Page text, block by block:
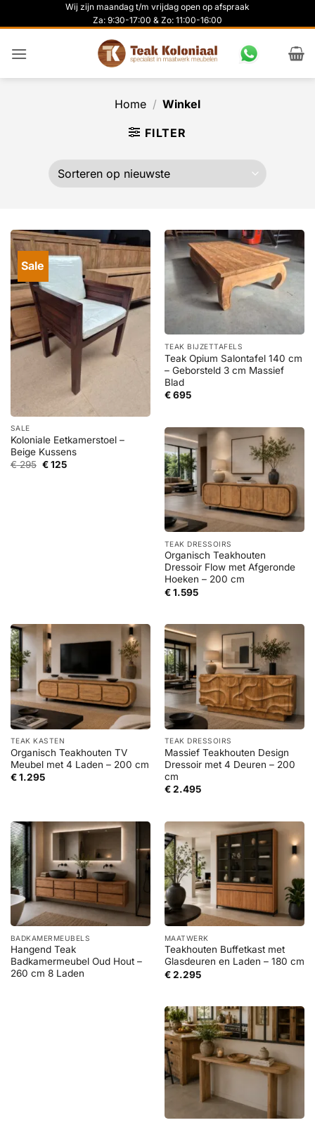
naar
Wij zijn maandag t/m vrijdag open op afspraak
Za: 9:30-17:00 & Zo: 11:00-16:00
Home / Winkel
FILTER
Sale
SALE
Koloniale Eetkamerstoel –
Beige Kussens
€295 Oorspronkelijke
€125Huidige
TEAK BIJZETTAFELS
Teak Opium Salontafel 140 cm
– Geborsteld 3 cm Massief
Blad
€695
TEAK DRESSOIRS
Organisch Teakhouten
Dressoir Flow met Afgeronde
Hoeken – 200 cm
€1.595
TEAK KASTEN
Organisch Teakhouten TV
Meubel met 4 Laden – 200 cm
€1.295
TEAK DRESSOIRS
Massief Teakhouten Design
Dressoir met 4 Deuren – 200
cm
€2.495
BADKAMERMEUBELS
Hangend Teak
Badkamermeubel Oud Hout –
260 cm 8 Laden
MAATWERK
Teakhouten Buffetkast met
Glasdeuren en Laden – 180 cm
€2.295